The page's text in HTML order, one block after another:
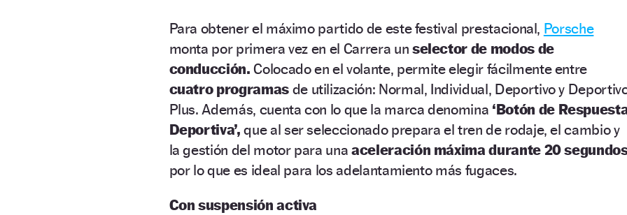
Para obtener el máximo partido de este festival prestacional, Porsche
monta por primera vez en el Carrera un selector de modos de
conducción. Colocado en el volante, permite elegir fácilmente entre
cuatro programasde utilización: Normal, Individual, Deportivo y
Plus. Además, cuenta con lo que la marca denomina ‘Botón de
Deportiva’, que al ser seleccionado prepara el tren de rodaje, el cambio y
la gestión del motor para una aceleración máxima durante 20
por lo que es ideal para los adelantamiento más fugaces.
Con suspensión activa